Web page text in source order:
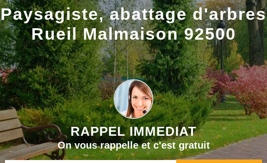
Paysagiste, abattage d'arbres
Rueil Malmaison 92500
RAPPEL IMMEDIAT
On vous rappelle et c'est gratuit